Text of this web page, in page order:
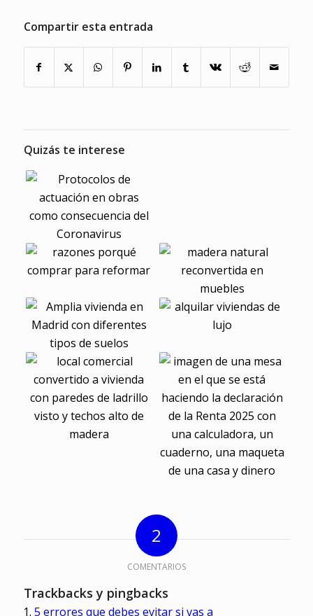
Compartir esta entrada
Quizás te interese
2
COMENTARIOS
Trackbacks y pingbacks
5 errores que debes evitar si vas a